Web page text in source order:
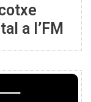
a l’FM